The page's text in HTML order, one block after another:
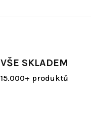
VŠE SKLADEM
15.000+ produktů